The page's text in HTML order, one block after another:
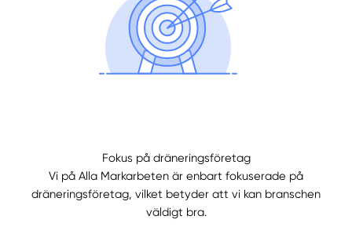
Fokus på dräneringsföretag
Vi på Alla Markarbeten är enbart fokuserade på
dräneringsföretag, vilket betyder att vi kan branschen
väldigt bra.